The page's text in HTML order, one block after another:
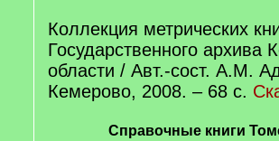
Коллекция метрических
Государственного архива
области / Авт.-сост. А.М.
Кемерово, 2008. – 68 с.
Справочные книги